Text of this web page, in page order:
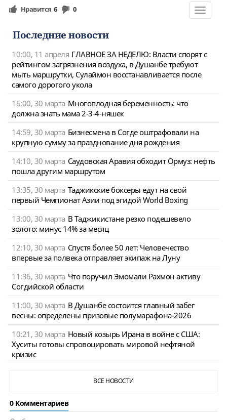
Toggle
Нравится 6 0
Последние новости
10:00, 11 апреля ГЛАВНОЕ ЗА НЕДЕЛЮ: Власти спорят с
рейтингом загрязнения воздуха, в Душанбе требуют
мыть маршрутки, Сулаймон восстанавливается после
самого дорогого укола
16:00, 30 марта Многоплодная беременность: что
должна знать мама 2-3-4-няшек
14:59, 30 марта Бизнесмена в Согде оштрафовали на
крупную сумму за празднование дня рождения
14:10, 30 марта Саудовская Аравия обходит Ормуз: нефть
пошла другим маршрутом
13:35, 30 марта Таджикские боксеры едут на свой
первый Чемпионат Азии под эгидой World Boxing
13:00, 30 марта В Таджикистане резко подешевело
золото: минус 14% за месяц
12:10, 30 марта Спустя более 50 лет: Человечество
впервые за полвека отправляет экипаж на Луну
11:36, 30 марта Что поручил Эмомали Рахмон активу
Согдийской области
11:00, 30 марта В Душанбе состоится главный забег
весны: определены призовые полумарафона-2026
10:21, 30 марта Новый козырь Ирана в войне с США:
Хуситы готовы спровоцировать мировой нефтяной
кризис
ВСЕ НОВОСТИ
0 Комментариев